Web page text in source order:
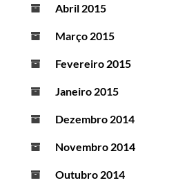
Abril 2015
Março 2015
Fevereiro 2015
Janeiro 2015
Dezembro 2014
Novembro 2014
Outubro 2014